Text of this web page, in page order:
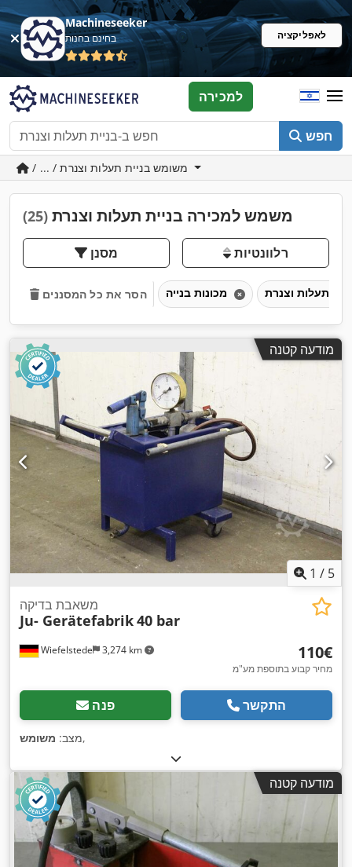
Machineseeker
בחינם בחנות לאפליקציה
חפש
למכירה
משמש למכירה בניית תעלות וצנרת (25)
מסנן רלוונטיות
הסר את כל המסננים
מודעה קטנה
1 / 5
Wiefelstede 3,274 km
משאבת בדיקה
Ju- Gerätefabrik40 bar
‏110 ‏€
מחיר קבוע בתוספת מע"מ
פנה התקשר
מצב: משומש ,
מודעה קטנה